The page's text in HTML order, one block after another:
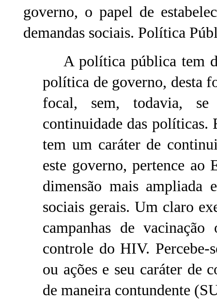
governo, o papel de
demandas sociais. Política
A política pública tem
política de governo, desta
focal, sem, todavia,
continuidade das políticas.
tem um caráter de
este governo, pertence ao
dimensão mais ampliada
sociais gerais. Um claro
campanhas de
controle do HIV. Percebe-
ou ações e seu caráter de
de maneira contundente